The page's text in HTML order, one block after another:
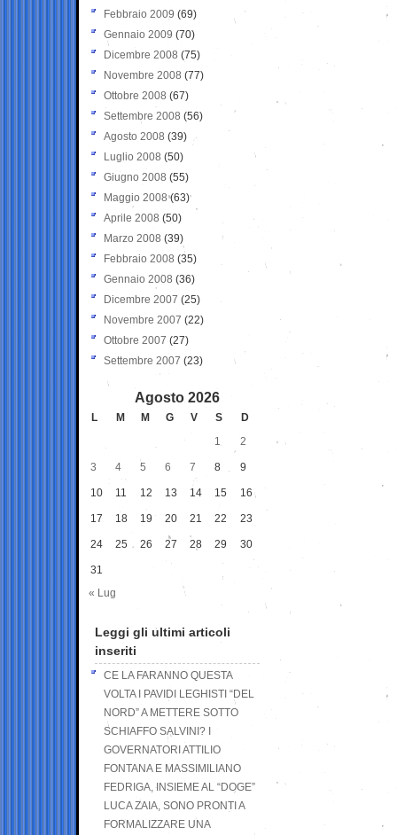
Febbraio 2009 (69)
Gennaio 2009 (70)
Dicembre 2008 (75)
Novembre 2008 (77)
Ottobre 2008 (67)
Settembre 2008 (56)
Agosto 2008 (39)
Luglio 2008 (50)
Giugno 2008 (55)
Maggio 2008(63)
Aprile 2008 (50)
Marzo 2008 (39)
Febbraio 2008 (35)
Gennaio 2008 (36)
Dicembre 2007 (25)
Novembre 2007 (22)
Ottobre 2007 (27)
Settembre 2007 (23)
Agosto 2026
L M M G V S
D
1
2
3 4 5 6 7 8 9
10 11 12 13 14 15 16
17 18 19 20 21 22 23
24 25 26 27 28 29 30
31
« Lug
Leggi gli ultimi articoli
inseriti
CE LA FARANNO QUESTA
VOLTA I PAVIDI LEGHISTI “DEL
NORD” A METTERE SOTTO
SCHIAFFO SALVINI? I
GOVERNATORI ATTILIO
FONTANA E MASSIMILIANO
FEDRIGA, INSIEME AL “DOGE”
LUCA ZAIA, SONO PRONTI A
FORMALIZZARE UNA